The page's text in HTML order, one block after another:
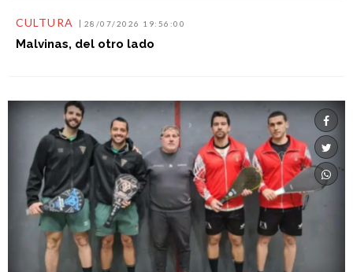
CULTURA 28/07/2026 19:56:00
Malvinas, del otro lado